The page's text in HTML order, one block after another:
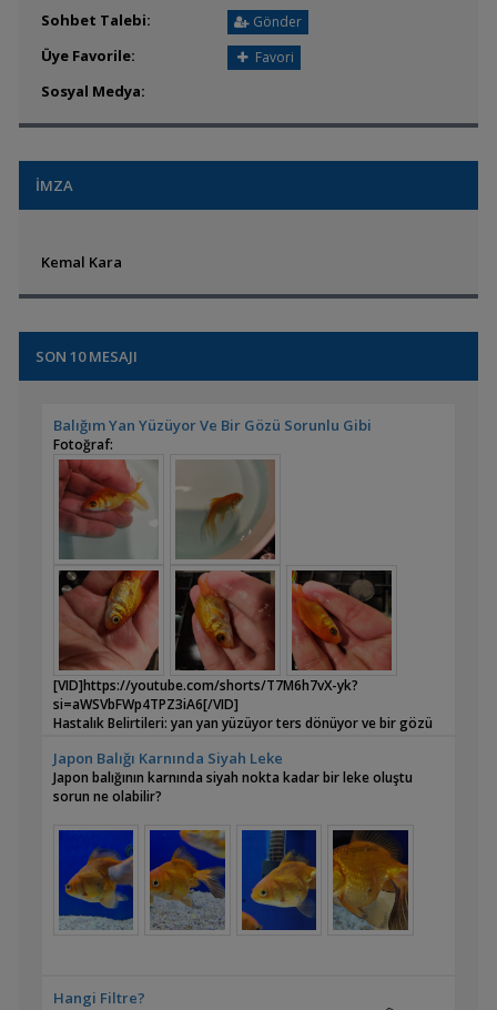
Sohbet Talebi: Gönder
Üye Favorile: Favori
Sosyal Medya:
İMZA
Kemal Kara
SON 10 MESAJI
Balığım Yan Yüzüyor Ve Bir Gözü Sorunlu Gibi
Fotoğraf:
[VID]https://youtube.com/shorts/T7M6h7vX-yk?
si=aWSVbFWp4TPZ3iA6[/VID]
Hastalık Belirtileri: yan yan yüzüyor ters dönüyor ve bir gözü
Akvaryum Kapasitesi (litre): 60
Akvaryumdaki Diğer Canlılar: 4 adet japon
Bilinen Tüm Su Değerleri (pH, sıcaklık, amonyak, nitrat): test
Filitrasyon: pipo iç filtre ve dış aşkı filtre
İlaç Kullandıysanız İsimleri ve Miktarları:
Diğer Genel Bilgiler (Su değişim sıklığı, akvaryumda en son
yaptığınız değişiklikler vb.):
Haftada %30-25 değişim.
Balığı ayrı bir kaba koydum takip ediyorum.
Japon Balığı Karnında Siyah Leke
Japon balığının karnında siyah nokta kadar bir leke oluştu
sorun ne olabilir?
Hangi Filtre?